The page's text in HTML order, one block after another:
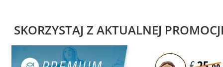
SKORZYSTAJ Z AKTUALNEJ